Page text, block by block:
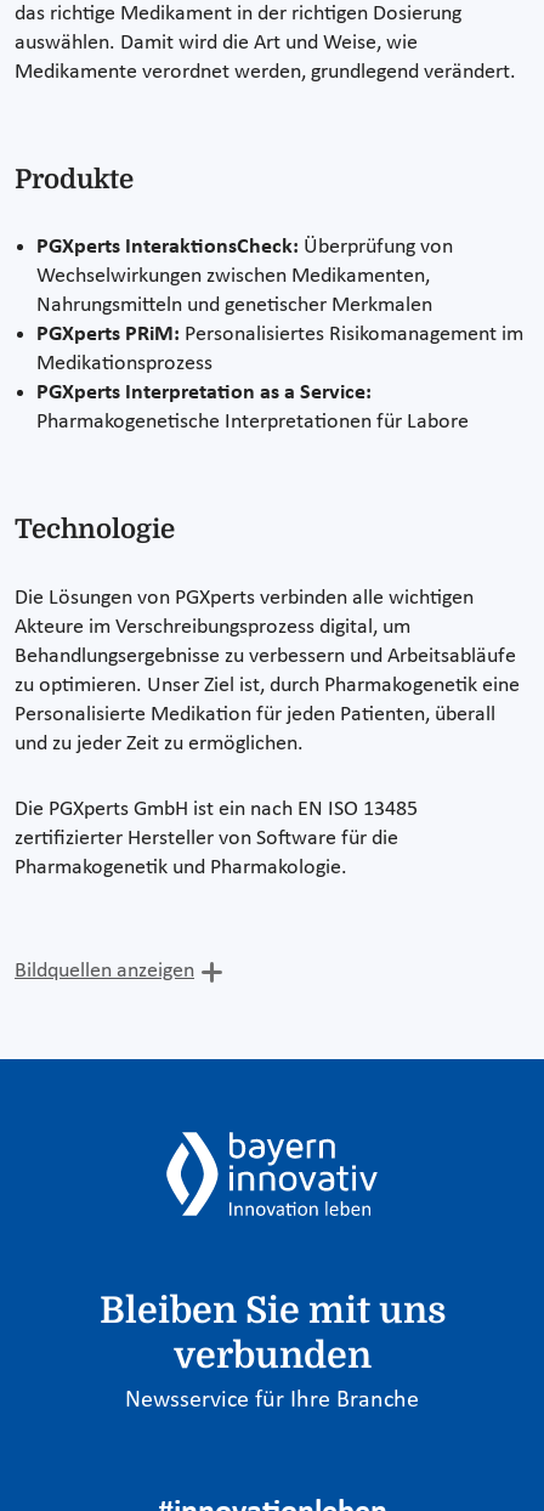
das richtige Medikament in der richtigen Dosierung
auswählen. Damit wird die Art und Weise, wie
Medikamente verordnet werden, grundlegend verändert.
Produkte
PGXperts InteraktionsCheck: Überprüfung von
Wechselwirkungen zwischen Medikamenten,
Nahrungsmitteln und genetischer Merkmalen
PGXperts PRiM: Personalisiertes Risikomanagement im
Medikationsprozess
PGXperts Interpretation as a Service:
Pharmakogenetische Interpretationen für Labore
Technologie
Die Lösungen von PGXperts verbinden alle wichtigen
Akteure im Verschreibungsprozess digital, um
Behandlungsergebnisse zu verbessern und Arbeitsabläufe
zu optimieren. Unser Ziel ist, durch Pharmakogenetik eine
Personalisierte Medikation für jeden Patienten, überall
und zu jeder Zeit zu ermöglichen.
Die PGXperts GmbH ist ein nach EN ISO 13485
zertifizierter Hersteller von Software für die
Pharmakogenetik und Pharmakologie.
Bildquellen anzeigen
Bleiben Sie mit uns
verbunden
Newsservice für Ihre Branche